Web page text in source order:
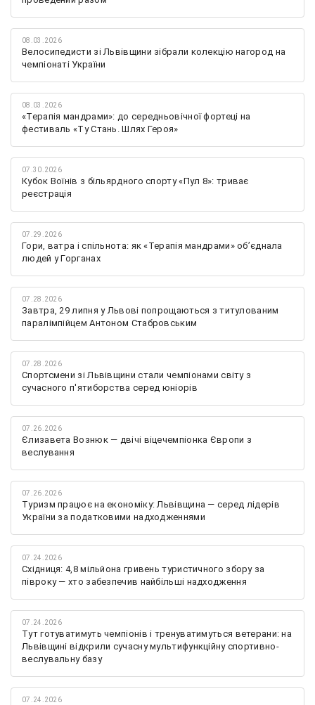
08.03.2026
Велосипедисти зі Львівщини зібрали колекцію нагород на
чемпіонаті України
08.03.2026
«Терапія мандрами»: до середньовічної фортеці на
фестиваль «Ту Стань. Шлях Героя»
07.30.2026
Кубок Воїнів з більярдного спорту «Пул 8»: триває
реєстрація
07.29.2026
Гори, ватра і спільнота: як «Терапія мандрами» об’єднала
людей у Горганах
07.28.2026
Завтра, 29 липня у Львові попрощаються з титулованим
паралімпійцем Антоном Стабровським
07.28.2026
Спортсмени зі Львівщини стали чемпіонами світу з
сучасного п'ятиборства серед юніорів
07.26.2026
Єлизавета Вознюк — двічі віцечемпіонка Європи з
веслування
07.26.2026
Туризм працює на економіку: Львівщина — серед лідерів
України за податковими надходженнями
07.24.2026
Східниця: 4,8 мільйона гривень туристичного збору за
півроку — хто забезпечив найбільші надходження
07.24.2026
Тут готуватимуть чемпіонів і тренуватимуться ветерани: на
Львівщині відкрили сучасну мультифункційну спортивно-
веслувальну базу
07.24.2026